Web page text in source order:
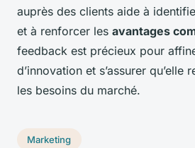
auprès des clients aide à
et à renforcer les avantages
feedback est précieux pour
d’innovation et s’assurer qu’elle
les besoins du marché.
Marketing